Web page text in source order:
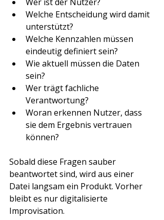
Welche Entscheidung wird damit
unterstützt?
Welche Kennzahlen müssen
eindeutig definiert sein?
Wie aktuell müssen die Daten
sein?
Wer trägt fachliche
Verantwortung?
Woran erkennen Nutzer, dass
sie dem Ergebnis vertrauen
können?
Sobald diese Fragen sauber
beantwortet sind, wird aus einer
Datei langsam ein Produkt. Vorher
bleibt es nur digitalisierte
Improvisation.